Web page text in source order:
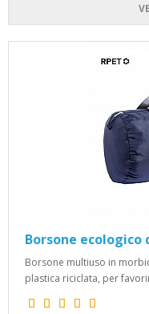
Borsone
Borsone multiuso in
plastica riciclata, per